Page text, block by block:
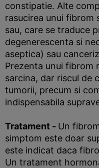
constipatie. Alte
rasucirea unui fibrom
sau, care se traduce
degenerescenta si
aseptica) sau
Prezenta unui fibrom
sarcina, dar riscul de
tumorii, precum si
indispensabila
Tratament - Un
simptom este doar
este indicat daca
Un tratament